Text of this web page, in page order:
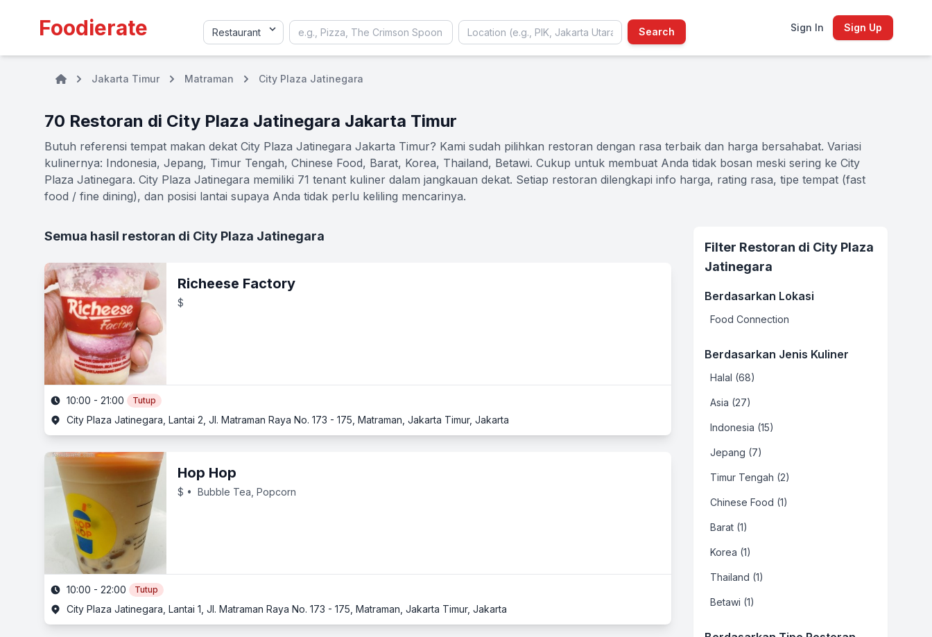
Foodierate Search Sign In Sign Up
Jakarta Timur Matraman City Plaza Jatinegara
70 Restoran di City Plaza Jatinegara Jakarta Timur
Butuh referensi tempat makan dekat City Plaza Jatinegara Jakarta Timur? Kami sudah pilihkan restoran dengan rasa terbaik dan harga bersahabat. Variasi
kulinernya: Indonesia, Jepang, Timur Tengah, Chinese Food, Barat, Korea, Thailand, Betawi. Cukup untuk membuat Anda tidak bosan meski sering ke City
Plaza Jatinegara. City Plaza Jatinegara memiliki 71 tenant kuliner dalam jangkauan dekat. Setiap restoran dilengkapi info harga, rating rasa, tipe tempat (fast
food / fine dining), dan posisi lantai supaya Anda tidak perlu keliling mencarinya.
Semua hasil restoran di City Plaza Jatinegara
Richeese Factory
$
10:00 - 21:00 Tutup
City Plaza Jatinegara, Lantai 2, Jl. Matraman Raya No. 173 - 175, Matraman, Jakarta Timur, Jakarta
Hop Hop
$ • Bubble Tea, Popcorn
10:00 - 22:00 Tutup
City Plaza Jatinegara, Lantai 1, Jl. Matraman Raya No. 173 - 175, Matraman, Jakarta Timur, Jakarta
Filter Restoran di City Plaza
Jatinegara
Berdasarkan Lokasi
Food Connection
Berdasarkan Jenis Kuliner
Halal (68)
Asia (27)
Indonesia (15)
Jepang (7)
Timur Tengah (2)
Chinese Food (1)
Barat (1)
Korea (1)
Thailand (1)
Betawi (1)